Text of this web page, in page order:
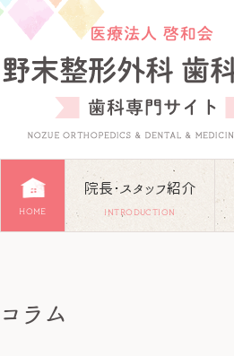
HOME
院長･スタッフ紹介
INTRODUCTION
コラム